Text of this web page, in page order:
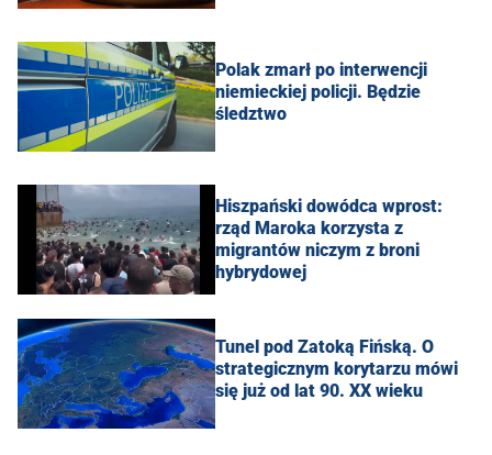
Polak zmarł po interwencji
niemieckiej policji. Będzie
śledztwo
Hiszpański dowódca wprost:
rząd Maroka korzysta z
migrantów niczym z broni
hybrydowej
Tunel pod Zatoką Fińską. O
strategicznym korytarzu mówi
się już od lat 90. XX wieku